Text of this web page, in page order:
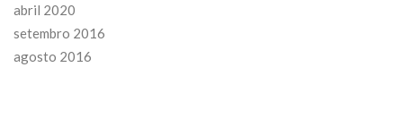
abril 2020
setembro 2016
agosto 2016